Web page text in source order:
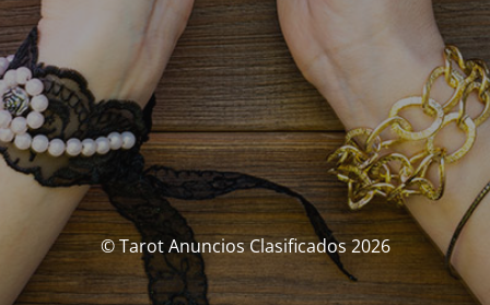
© Tarot Anuncios Clasificados 2026